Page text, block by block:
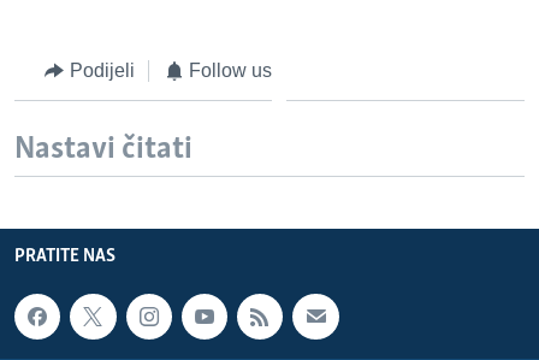
Podijeli Follow us
Nastavi čitati
PRATITE NAS